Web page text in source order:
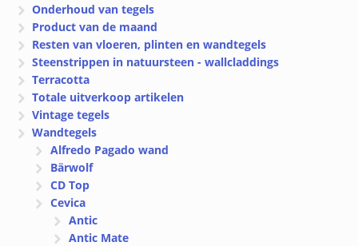
Onderhoud van tegels
Product van de maand
Resten van vloeren, plinten en wandtegels
Steenstrippen in natuursteen - wallcladdings
Terracotta
Totale uitverkoop artikelen
Vintage tegels
Wandtegels
Alfredo Pagado wand
Bärwolf
CD Top
Cevica
Antic
Antic Mate